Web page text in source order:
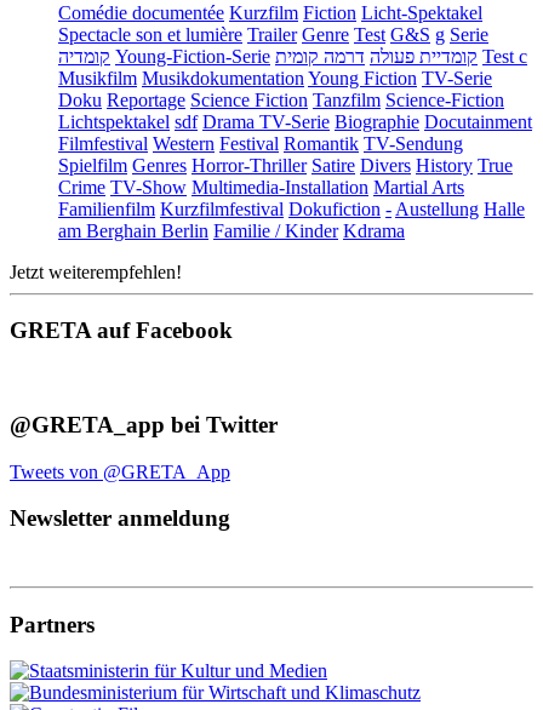
Comédie documentée Kurzfilm Fiction Licht-Spektakel
Spectacle son et lumière Trailer Genre Test G&S g Serie
קומדיה Young-Fiction-Serie קומדיית פעולה דרמה קומית
Test c
Musikfilm Musikdokumentation Young Fiction TV-Serie
Doku Reportage Science Fiction Tanzfilm Science-Fiction
Lichtspektakel sdf Drama TV-Serie Biographie Docutainment
Filmfestival Western Festival Romantik TV-Sendung
Spielfilm Genres Horror-Thriller Satire Divers History True
Crime TV-Show Multimedia-Installation Martial Arts
Familienfilm Kurzfilmfestival Dokufiction - Austellung Halle
am Berghain Berlin Familie / Kinder Kdrama
Jetzt weiterempfehlen!
GRETA auf Facebook
@GRETA_app bei Twitter
Tweets von @GRETA_App
Newsletter anmeldung
Partners